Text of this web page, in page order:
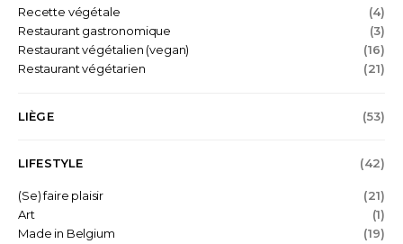
Recette végétale
(4)
Restaurant gastronomique
(3)
Restaurant végétalien (vegan)
(16)
Restaurant végétarien
(21)
LIÈGE (53)
LIFESTYLE (42)
(Se) faire plaisir
(21)
Art
(1)
Made in Belgium
(19)